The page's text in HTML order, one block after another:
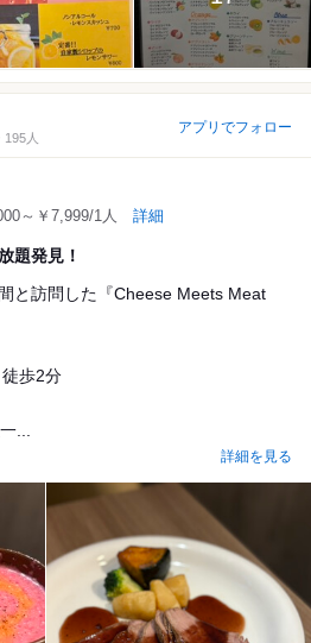
195人
アプリでフォロー
～￥7,999/1人 詳細
題発見！
と訪問した『Cheese Meets Meat
歩2分
...
詳細を見る